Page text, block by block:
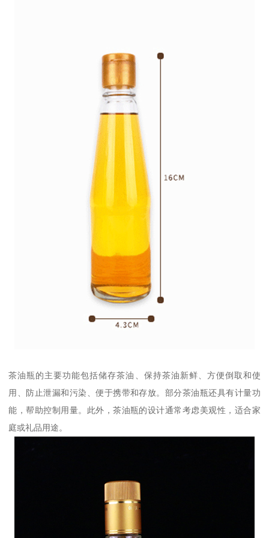
茶油瓶的主要功能包括储存茶油、保持茶油新鲜、方便倒取和使
用、防止泄漏和污染、便于携带和存放。部分茶油瓶还具有计量功
能，帮助控制用量。此外，茶油瓶的设计通常考虑美观性，适合家
庭或礼品用途。